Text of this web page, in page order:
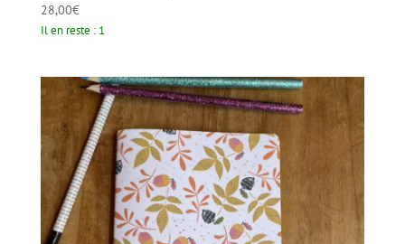
28,00€
Il en reste : 1